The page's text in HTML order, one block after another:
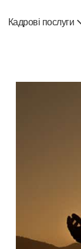
Кадрові послуги